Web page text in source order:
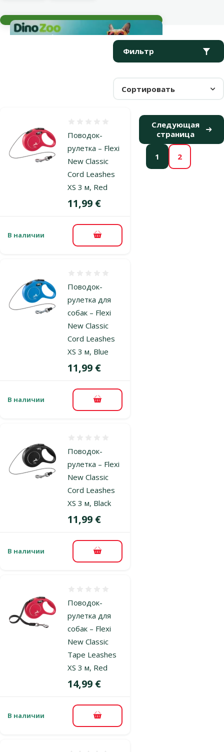
Фильтр
Сортировать
Продукты в категории Поводки для грызунов
Поводок-
рулетка – Flexi
New Classic
Cord Leashes
XS 3 м, Red
Цена
11,99 €
В наличии В корзину
Поводок-
рулетка для
собак – Flexi
New Classic
Cord Leashes
XS 3 м, Blue
Цена
11,99 €
В наличии В корзину
Поводок-
рулетка – Flexi
New Classic
Cord Leashes
XS 3 м, Black
Цена
11,99 €
В наличии В корзину
Поводок-
рулетка для
собак – Flexi
New Classic
Tape Leashes
XS 3 м, Red
Цена
14,99 €
В наличии В корзину
1 2
Следующая
страница